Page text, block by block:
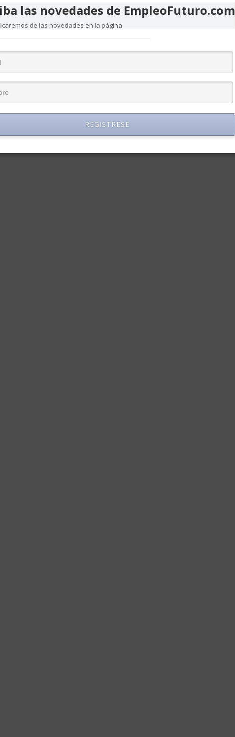
las novedades de EmpleoFuturo.com
de las novedades en la página
REGISTRESE